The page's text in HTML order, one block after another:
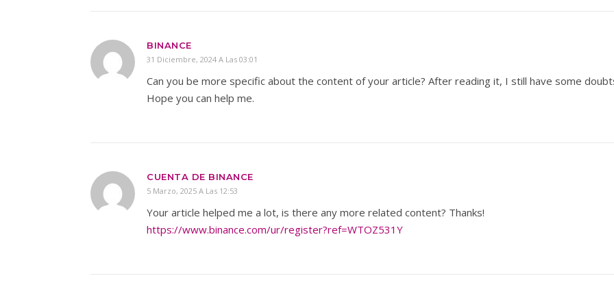
BINANCE
31 Diciembre, 2024 A Las 03:01
Can you be more specific about the content of your article? After reading it, I still have some
Hope you can help me.
CUENTA DE BINANCE
5 Marzo, 2025 A Las 12:53
Your article helped me a lot, is there any more related content? Thanks!
https://www.binance.com/ur/register?ref=WTOZ531Y